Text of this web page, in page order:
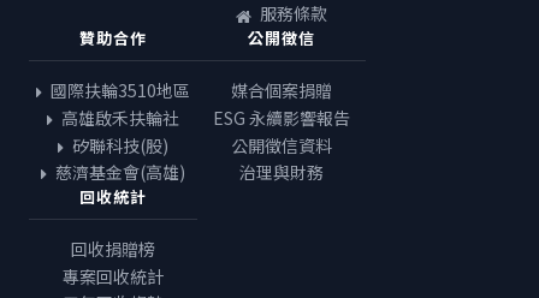
服務條款
贊助合作
國際扶輪3510地區
高雄啟禾扶輪社
矽聯科技(股)
慈濟基金會(高雄)
公開徵信
媒合個案捐贈
ESG 永續影響報告
公開徵信資料
治理與財務
回收統計
回收捐贈榜
專案回收統計